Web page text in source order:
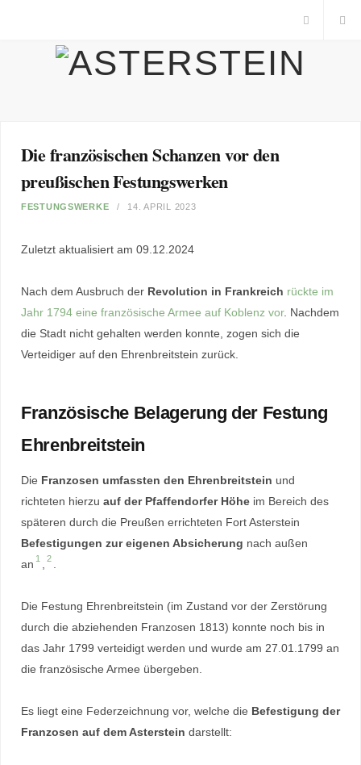
Die französischen Schanzen vor den
preußischen Festungswerken
FESTUNGSWERKE 14. APRIL 2023
Zuletzt aktualisiert am 09.12.2024
Nach dem Ausbruch der Revolution in Frankreich rückte im
Jahr 1794 eine französische Armee auf Koblenz vor. Nachdem
die Stadt nicht gehalten werden konnte, zogen sich die
Verteidiger auf den Ehrenbreitstein zurück.
Französische Belagerung der Festung
Ehrenbreitstein
Die Franzosen umfassten den Ehrenbreitstein und
richteten hierzu auf der Pfaffendorfer Höhe im Bereich des
späteren durch die Preußen errichteten Fort Asterstein
Befestigungen zur eigenen Absicherung nach außen
an 1 2
Die Festung Ehrenbreitstein (im Zustand vor der Zerstörung
durch die abziehenden Franzosen 1813) konnte noch bis in
das Jahr 1799 verteidigt werden und wurde am 27.01.1799 an
die französische Armee übergeben.
Es liegt eine Federzeichnung vor, welche die Befestigung der
Franzosen auf dem Asterstein darstellt: